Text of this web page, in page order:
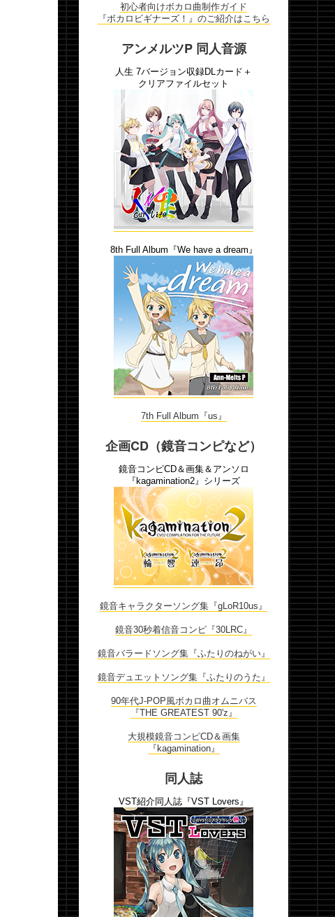
初心者向けボカロ曲制作ガイド
『ボカロビギナーズ！』のご紹介はこちら
アンメルツP 同人音源
人生 7バージョン収録DLカード＋
クリアファイルセット
8th Full Album『We have a dream』
7th Full Album『us』
企画CD（鏡音コンピなど）
鏡音コンピCD＆画集＆アンソロ
『kagamination2』シリーズ
鏡音キャラクターソング集『gLoR10us』
鏡音30秒着信音コンピ『30LRC』
鏡音バラードソング集『ふたりのねがい』
鏡音デュエットソング集『ふたりのうた』
90年代J-POP風ボカロ曲オムニバス
『THE GREATEST 90'z』
大規模鏡音コンピCD＆画集
『kagamination』
同人誌
VST紹介同人誌『VST Lovers』